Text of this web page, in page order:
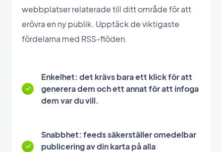
webbplatser relaterade till ditt område för att
erövra en ny publik. Upptäck de viktigaste
fördelarna med RSS-flöden.
Enkelhet: det krävs bara ett klick för att
generera dem och ett annat för att infoga
dem var du vill.
Snabbhet: feeds säkerställer omedelbar
publicering av din karta på alla